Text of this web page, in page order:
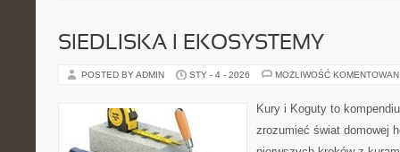
SIEDLISKA I EKOSYSTEMY
POSTED BY ADMIN STY - 4 - 2026 MOŻLIWOŚĆ
Kury i Koguty to
zrozumieć świat domowej